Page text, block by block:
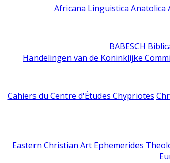
Africana Linguistica Anatolica
BABESCH
Handelingen van de Koninklijke
Cahiers du Centre d'Études Chypriotes
Eastern Christian Art Ephemerides